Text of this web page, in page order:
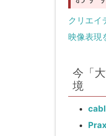
クリエイ
映像表現
今「
境